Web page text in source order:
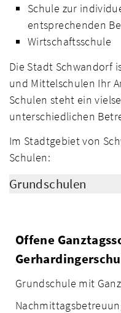
Schule zur
entsprechenden
Wirtschaftsschule
Die Stadt Schwandorf
und Mittelschulen Ihr
Schulen steht ein
unterschiedlichen
Im Stadtgebiet von
Schulen:
Grundschulen
Offene
Grundschule mit